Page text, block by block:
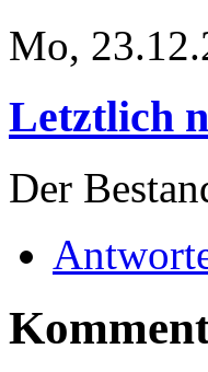
Mo,
Letztlich
Der